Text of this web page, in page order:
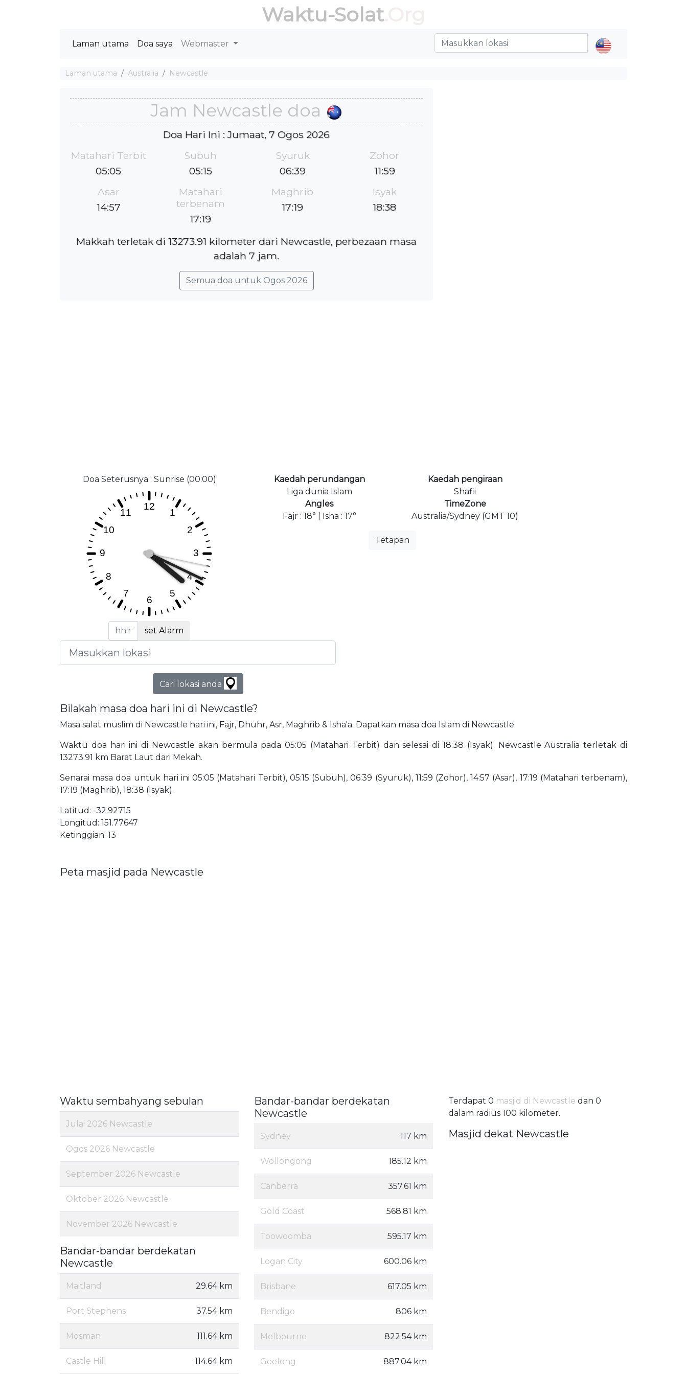
Waktu-Solat.Org
Laman utama Doa saya Webmaster
Laman utama Australia Newcastle
Jam Newcastle doa
Doa Hari Ini : Jumaat, 7 Ogos 2026
Matahari Terbit
05:05
Subuh
05:15
Syuruk
06:39
Zohor
11:59
Asar
14:57
Matahari
terbenam
17:19
Maghrib
17:19
Isyak
18:38
Makkah terletak di 13273.91 kilometer dari Newcastle, perbezaan masa
adalah 7 jam.
Semua doa untuk Ogos 2026
Doa Seterusnya : Sunrise (00:00)
set Alarm
Kaedah perundangan
Liga dunia Islam
Kaedah pengiraan
Shafii
Angles
Fajr : 18° | Isha : 17°
TimeZone
Australia/Sydney (GMT 10)
Tetapan
Cari lokasi anda
Bilakah masa doa hari ini di Newcastle?
Masa salat muslim di Newcastle hari ini, Fajr, Dhuhr, Asr, Maghrib & Isha'a. Dapatkan masa doa Islam di Newcastle.
Waktu doa hari ini di Newcastle akan bermula pada 05:05 (Matahari Terbit) dan selesai di 18:38 (Isyak). Newcastle Australia terletak di
13273.91 km Barat Laut dari Mekah.
Senarai masa doa untuk hari ini 05:05 (Matahari Terbit), 05:15 (Subuh), 06:39 (Syuruk), 11:59 (Zohor), 14:57 (Asar), 17:19 (Matahari terbenam),
17:19 (Maghrib), 18:38 (Isyak).
Latitud: -32.92715
Longitud: 151.77647
Ketinggian: 13
Peta masjid pada Newcastle
Waktu sembahyang sebulan
Julai 2026 Newcastle
Ogos 2026 Newcastle
September 2026 Newcastle
Oktober 2026 Newcastle
November 2026 Newcastle
Bandar-bandar berdekatan
Newcastle
Maitland 29.64 km
Port Stephens 37.54 km
Mosman 111.64 km
Castle Hill 114.64 km
Bandar-bandar berdekatan
Newcastle
Sydney 117 km
Wollongong 185.12 km
Canberra 357.61 km
Gold Coast 568.81 km
Toowoomba 595.17 km
Logan City 600.06 km
Brisbane 617.05 km
Bendigo 806 km
Melbourne 822.54 km
Geelong 887.04 km
Terdapat 0 masjid di Newcastle dan 0
dalam radius 100 kilometer.
Masjid dekat Newcastle